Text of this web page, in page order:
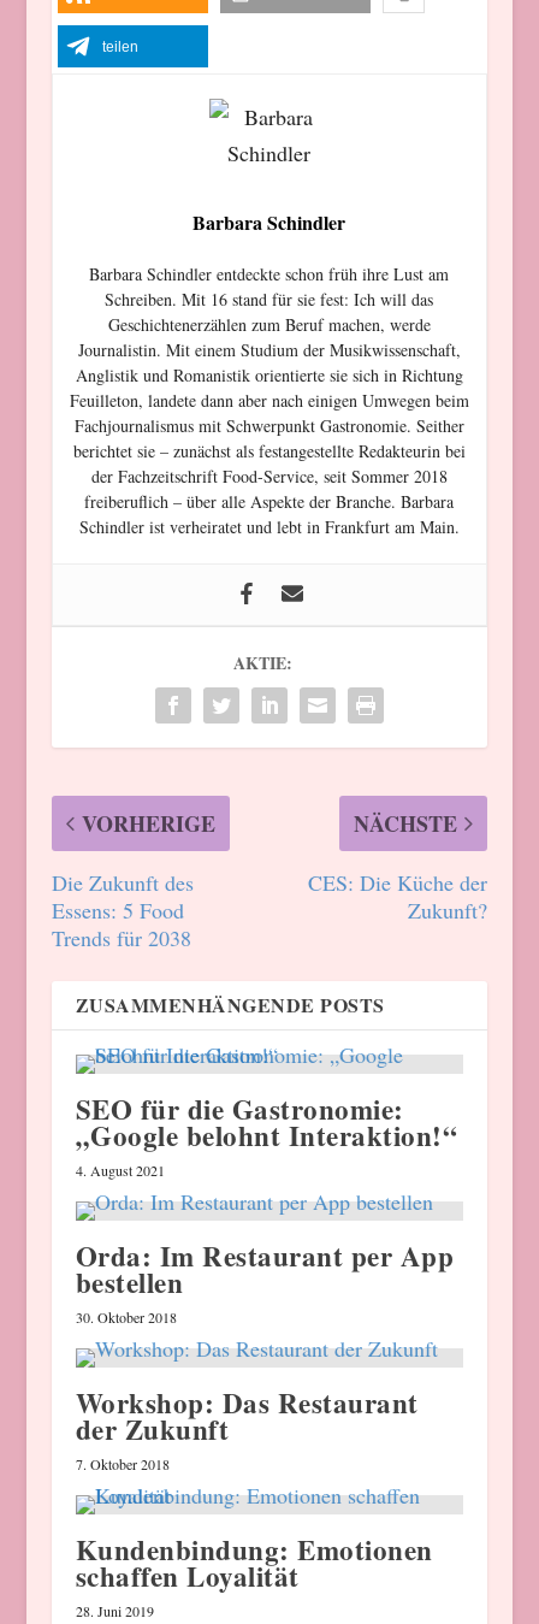
teilen
Barbara Schindler
Barbara Schindler entdeckte schon früh ihre Lust am
Schreiben. Mit 16 stand für sie fest: Ich will das
Geschichtenerzählen zum Beruf machen, werde
Journalistin. Mit einem Studium der Musikwissenschaft,
Anglistik und Romanistik orientierte sie sich in Richtung
Feuilleton, landete dann aber nach einigen Umwegen beim
Fachjournalismus mit Schwerpunkt Gastronomie. Seither
berichtet sie – zunächst als festangestellte Redakteurin bei
der Fachzeitschrift Food-Service, seit Sommer 2018
freiberuflich – über alle Aspekte der Branche. Barbara
Schindler ist verheiratet und lebt in Frankfurt am Main.
AKTIE:
VORHERIGE
Die Zukunft des
Essens: 5 Food
Trends für 2038
NÄCHSTE
CES: Die Küche der
Zukunft?
ZUSAMMENHÄNGENDE POSTS
SEO für die Gastronomie:
„Google belohnt Interaktion!“
4. August 2021
Orda: Im Restaurant per App
bestellen
30. Oktober 2018
Workshop: Das Restaurant
der Zukunft
7. Oktober 2018
Kundenbindung: Emotionen
schaffen Loyalität
28. Juni 2019